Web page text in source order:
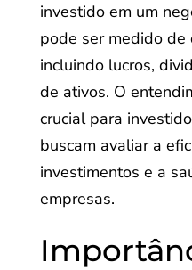
investido em um
pode ser medido de
incluindo lucros,
de ativos. O
crucial para
buscam avaliar a
investimentos e a
empresas.